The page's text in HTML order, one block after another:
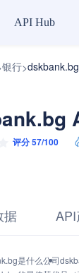
API Hub
银行>
评分 57/100
据
是什么公司